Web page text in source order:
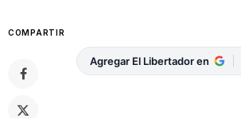
COMPARTIR
Agregar El Libertador en